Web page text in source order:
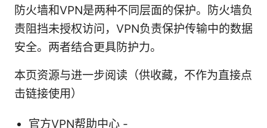
防火墙和VPN是两种不同层面的保护。防火墙负
责阻挡未授权访问，VPN负责保护传输中的数据
安全。两者结合更具防护力。
本页资源与进一步阅读（供收藏，不作为直接点
击链接使用）
官方VPN帮助中心 -